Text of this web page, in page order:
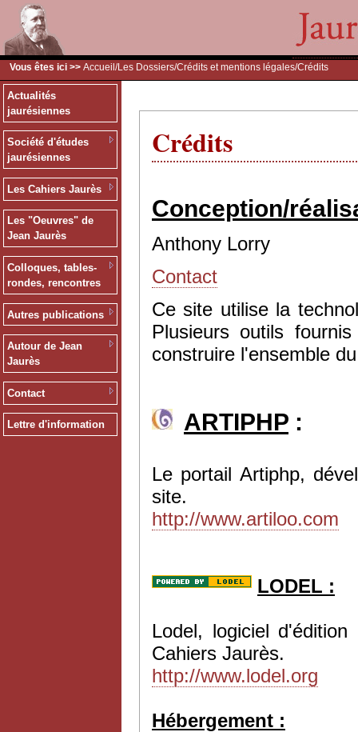
Vous êtes ici >> Accueil /Les Dossiers/Crédits et mentions légales/Crédits
Actualités
jaurésiennes
Société d'études
jaurésiennes
Les Cahiers Jaurès
Les "Oeuvres" de
Jean Jaurès
Colloques, tables-
rondes, rencontres
Autres publications
Autour de Jean
Jaurès
Contact
Lettre d'information
Crédits
Conception/
Anthony Lorry
Contact
Ce site utilise la
Plusieurs outils
construire l'ensemble
ARTIPHP :
Le portail Artiphp,
site.
http://www.artiloo.com
LODEL :
Lodel, logiciel
Cahiers Jaurès.
http://www.lodel.org
Hébergement :